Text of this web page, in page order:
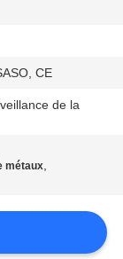
CE
de la
métaux,